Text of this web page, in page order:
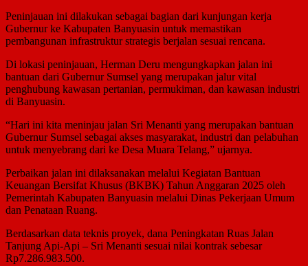
Peninjauan ini dilakukan sebagai bagian dari kunjungan kerja
Gubernur ke Kabupaten Banyuasin untuk memastikan
pembangunan infrastruktur strategis berjalan sesuai rencana.
Di lokasi peninjauan, Herman Deru mengungkapkan jalan ini
bantuan dari Gubernur Sumsel yang merupakan jalur vital
penghubung kawasan pertanian, permukiman, dan kawasan industri
di Banyuasin.
“Hari ini kita meninjau jalan Sri Menanti yang merupakan bantuan
Gubernur Sumsel sebagai akses masyarakat, industri dan pelabuhan
untuk menyebrang dari ke Desa Muara Telang,” ujarnya.
Perbaikan jalan ini dilaksanakan melalui Kegiatan Bantuan
Keuangan Bersifat Khusus (BKBK) Tahun Anggaran 2025 oleh
Pemerintah Kabupaten Banyuasin melalui Dinas Pekerjaan Umum
dan Penataan Ruang.
Berdasarkan data teknis proyek, dana Peningkatan Ruas Jalan
Tanjung Api-Api – Sri Menanti sesuai nilai kontrak sebesar
Rp7.286.983.500.